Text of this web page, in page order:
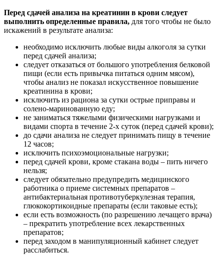
Перед сдачей анализа на креатинин в крови следует
выполнить определенные правила, для того чтобы не было
искажений в результате анализа:
необходимо исключить любые виды алкоголя за сутки
перед сдачей анализа;
следует отказаться от большого употребления белковой
пищи (если есть привычка питаться одним мясом),
чтобы анализ не показал искусственное повышение
креатинина в крови;
исключить из рациона за сутки острые приправы и
солено-маринованную еду;
не заниматься тяжелыми физическими нагрузками и
видами спорта в течение 2-х суток (перед сдачей крови);
до сдачи анализа не следует принимать пищу в течение
12 часов;
исключить психоэмоциональные нагрузки;
перед сдачей крови, кроме стакана воды – пить ничего
нельзя;
следует обязательно предупредить медицинского
работника о приеме системных препаратов –
антибактериальная противотуберкулезная терапия,
глюкокортикоидные препараты (если таковые есть);
если есть возможность (по разрешению лечащего врача)
– прекратить употребление всех лекарственных
препаратов;
перед заходом в манипуляционный кабинет следует
расслабиться.